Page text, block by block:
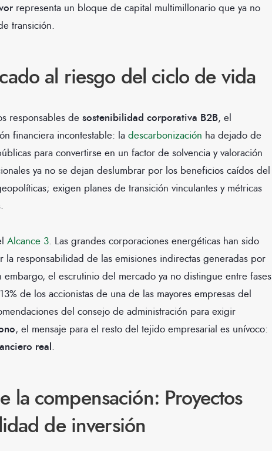
representa un bloque de capital multimillonario que ya no
transición.
al riesgo del ciclo de vida
responsables de sostenibilidad corporativa B2B, el
financiera incontestable: la descarbonización ha dejado de
para convertirse en un factor de solvencia y valoración
ya no se dejan deslumbrar por los beneficios caídos del
exigen planes de transición vinculantes y métricas
Alcance 3. Las grandes corporaciones energéticas han sido
la responsabilidad de las emisiones indirectas generadas por
el escrutinio del mercado ya no distingue entre fases
de los accionistas de una de las mayores empresas del
del consejo de administración para exigir
, el mensaje para el resto del tejido empresarial es unívoco:
real.
la compensación: Proyectos
de inversión